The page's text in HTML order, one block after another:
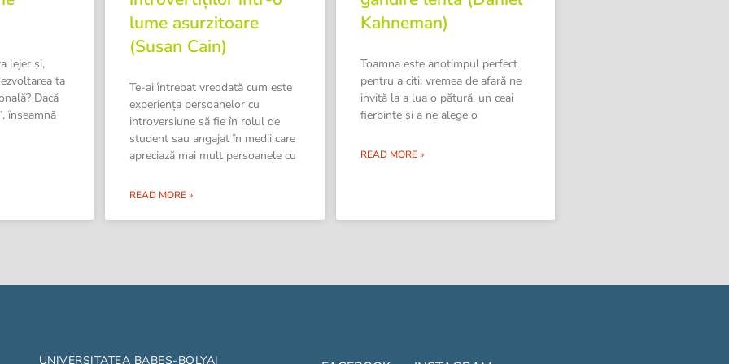
lejer și,
ta
Dacă
înseamnă
lume asurzitoare
(Susan Cain)
Te-ai întrebat vreodată cum este
experiența persoanelor cu
introversiune să fie în rolul de
student sau angajat în medii care
apreciază mai mult persoanele cu
READ MORE »
Kahneman)
Toamna este anotimpul perfect
pentru a citi: vremea de afară ne
invită la a lua o pătură, un ceai
fierbinte și a ne alege o
READ MORE »
UNIVERSITATEA BABEȘ-BOLYAI